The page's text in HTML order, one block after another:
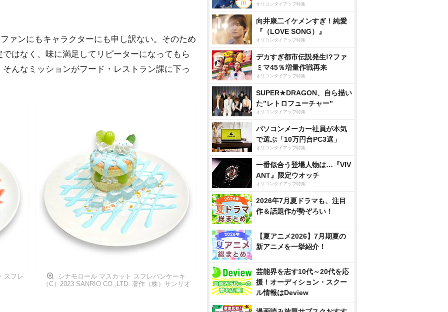
ァンにもキャラクターにも申し訳ない。そのため
はなく、味に満足してリピーターになってもら
んなミッションがフード・レストラン課に下っ
スフレ
シナモロール マスカット スフレパンケーキ
（C）2023 SANRIO CO.,LTD. 著作（株）サンリオ
オリコンタイアップ特集
向井康二イケメンすぎ！純愛
『（LOVE SONG）』
オリコンタイアップ特集
デカすぎ都市伝説発生!?ファ
ミマ45％増量作戦再来
オリコンタイアップ特集
SUPER★DRAGON、自ら描い
た”レトロフューチャー”
オリコンタイアップ特集
パソコンメーカー社員が本気
で選ぶ「10万円台PC3選」
オリコンタイアップ特集
一番似合う登場人物は…『VIV
ANT』限定ウオッチ
オリコンタイアップ特集
2026年7月夏ドラマも、注目
作＆話題作が勢ぞろい！
【夏アニメ2026】7月期夏の
新アニメを一挙紹介！
芸能界を志す10代～20代を応
援！オーディション・スクー
ル情報はDeview